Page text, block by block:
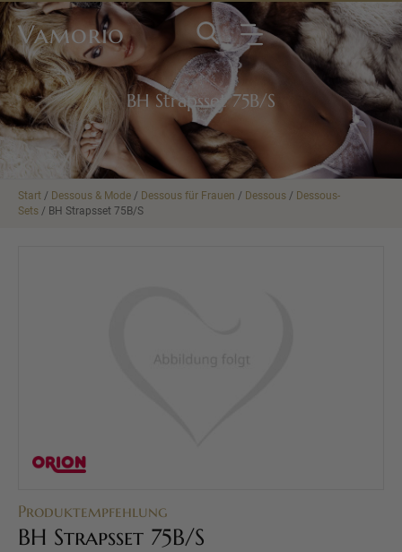
Vamorio
BH Strapsset 75B/S
Start / Dessous & Mode / Dessous für Frauen / Dessous / Dessous-
Sets / BH Strapsset 75B/S
Produktempfehlung
BH Strapsset 75B/S